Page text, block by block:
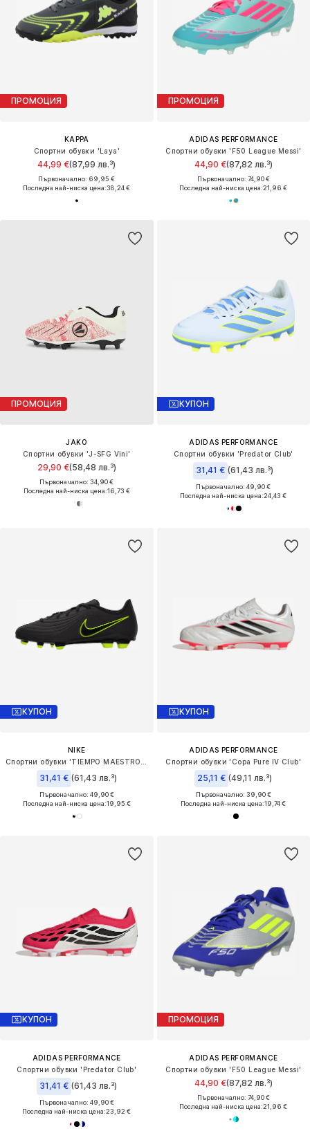
ПРОМОЦИЯ
KAPPA
Спортни обувки 'Laya'
44,99 €(87,99 лв.³)
Първоначално: 69,95 €
Последна най-ниска цена:38,24 €
ПРОМОЦИЯ
ADIDAS PERFORMANCE
Спортни обувки 'F50 League Messi'
44,90 €(87,82 лв.³)
Първоначално: 74,90 €
Последна най-ниска цена:21,96 €
ПРОМОЦИЯ
JAKO
Спортни обувки 'J-SFG Vini'
29,90 €(58,48 лв.³)
Първоначално: 34,90 €
Последна най-ниска цена:16,73 €
КУПОН
ADIDAS PERFORMANCE
Спортни обувки 'Predator Club'
31,41 € (61,43 лв.³)
Първоначално: 49,90 €
Последна най-ниска цена:24,43 €
КУПОН
NIKE
31,41 € (61,43 лв.³)
Първоначално: 49,90 €
Последна най-ниска цена:19,95 €
КУПОН
ADIDAS PERFORMANCE
Спортни обувки 'Copa Pure IV Club'
25,11 € (49,11 лв.³)
Първоначално: 39,90 €
Последна най-ниска цена:19,74 €
КУПОН
ADIDAS PERFORMANCE
Спортни обувки 'Predator Club'
31,41 € (61,43 лв.³)
Първоначално: 49,90 €
Последна най-ниска цена:23,92 €
ПРОМОЦИЯ
ADIDAS PERFORMANCE
Спортни обувки 'F50 League Messi'
44,90 €(87,82 лв.³)
Първоначално: 74,90 €
Последна най-ниска цена:21,96 €